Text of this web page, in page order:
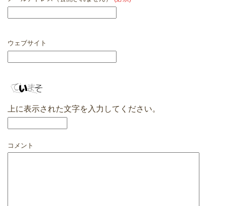
ウェブサイト
上に表示された文字を入力してください。
コメント